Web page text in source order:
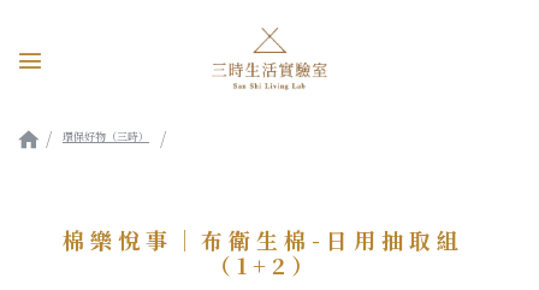
環保好物（三時）
棉樂悅事｜布衛生棉-日用抽取組
（1+2）